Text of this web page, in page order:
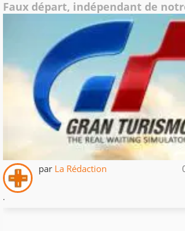
Faux départ, indépendant de
par La Rédaction
.